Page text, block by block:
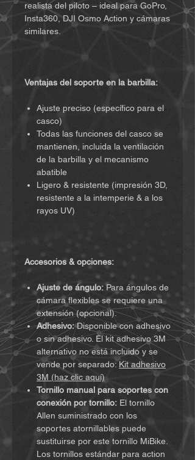
realista del piloto – ideal para GoPro,
Insta360, DJI Osmo Action y cámaras
similares.
Ventajas del soporte en la barbilla:
Ajuste preciso (específico para el
casco)
Todas las funciones del casco se
mantienen, incluida la ventilación
de la barbilla y el mecanismo
abatible
Ligero & resistente (impresión 3D,
resistente a la intemperie & a los
rayos UV)
Accesorios & opciones:
Ajuste de ángulo:Para ángulos de
cámara flexibles se requiere una
extensión (opcional).
Adhesivo:Disponible con adhesivo
o sin adhesivo. El kit adhesivo 3M
alternativo no está incluido y se
vende por separado:Kit adhesivo
3M (haz clic aquí)
Tornillo manual para soportes con
conexión por tornillo: El tornillo
Allen suministrado con los
soportes atornillables puede
sustituirse por este tornillo MiBike.
Los tornillos estándar para action